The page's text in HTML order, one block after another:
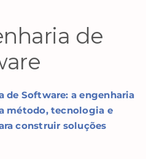
de
de Software: a engenharia
método, tecnologia e
construir soluções